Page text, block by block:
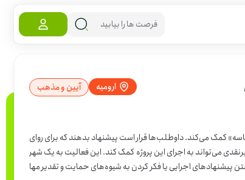
ارومیه آیین و مذهب
کمک می‌کند. داوطلب‌ها قرار است پیشنهاد بدهند که برای روای
ت‌های برگزیده چه جوایزی مناسب‌تر است و چه راه‌هایی برای جذب حمایت‌های نقدی و غیرنقدی می‌تواند به اجرای این پروژه کمک کند. این فعالیت به یک شهر
اجرایی یا فکر کردن به شیوه‌های حمایت و تقدیر مها